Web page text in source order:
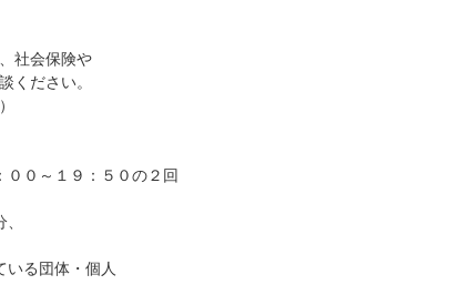
社会保険や
ください。
０～１９：５０の２回
いる団体・個人